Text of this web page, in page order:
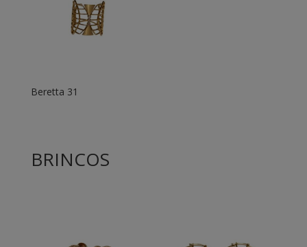
Beretta 31
BRINCOS